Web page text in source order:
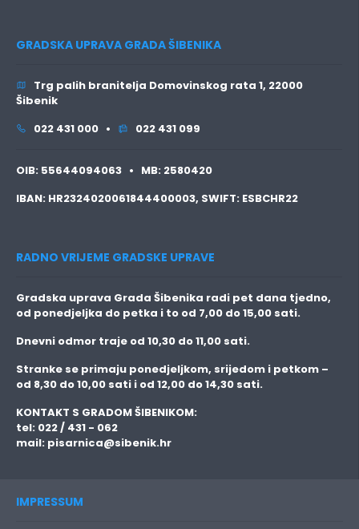
GRADSKA UPRAVA GRADA ŠIBENIKA
Trg palih branitelja Domovinskog rata 1, 22000
Šibenik
022 431 000 •
022 431 099
OIB: 55644094063 • MB: 2580420
IBAN: HR2324020061844400003, SWIFT: ESBCHR22
RADNO VRIJEME GRADSKE UPRAVE
Gradska uprava Grada Šibenika radi pet dana tjedno,
od ponedjeljka do petka i to od 7,00 do 15,00 sati.
Dnevni odmor traje od 10,30 do 11,00 sati.
Stranke se primaju ponedjeljkom, srijedom i petkom –
od 8,30 do 10,00 sati i od 12,00 do 14,30 sati.
KONTAKT S GRADOM ŠIBENIKOM:
tel: 022 / 431 - 062
mail: pisarnica@sibenik.hr
IMPRESSUM